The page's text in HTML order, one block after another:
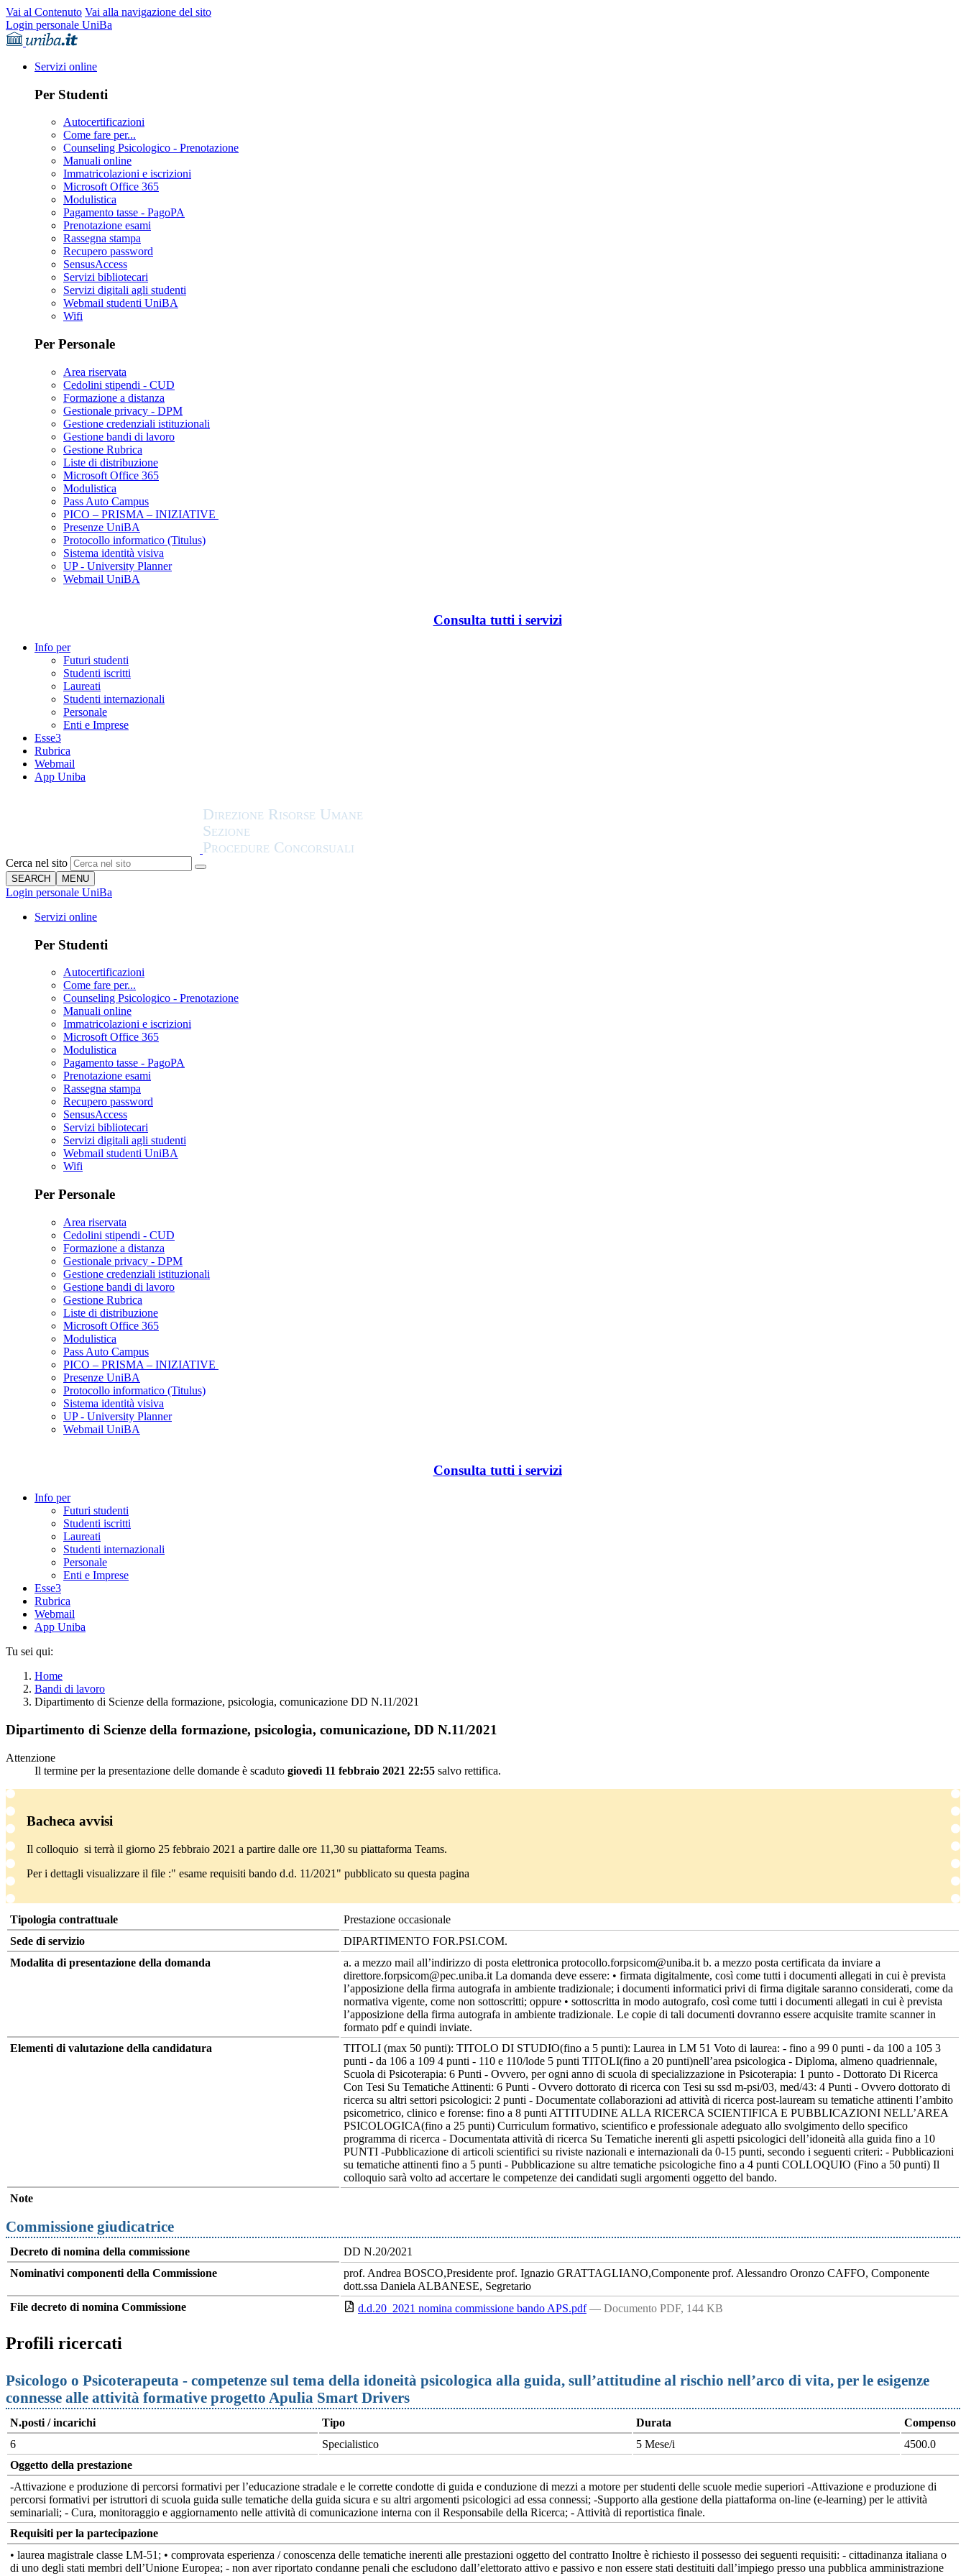
Vai al Contenuto Vai alla navigazione del sito
Login personale UniBa
Servizi online
Per Studenti
Autocertificazioni
Come fare per...
Counseling Psicologico - Prenotazione
Manuali online
Immatricolazioni e iscrizioni
Microsoft Office 365
Modulistica
Pagamento tasse - PagoPA
Prenotazione esami
Rassegna stampa
Recupero password
SensusAccess
Servizi bibliotecari
Servizi digitali agli studenti
Webmail studenti UniBA
Wifi
Per Personale
Area riservata
Cedolini stipendi - CUD
Formazione a distanza
Gestionale privacy - DPM
Gestione credenziali istituzionali
Gestione bandi di lavoro
Gestione Rubrica
Liste di distribuzione
Microsoft Office 365
Modulistica
Pass Auto Campus
PICO – PRISMA – INIZIATIVE
Presenze UniBA
Protocollo informatico (Titulus)
Sistema identità visiva
UP - University Planner
Webmail UniBA
Consulta tutti i servizi
Info per
Futuri studenti
Studenti iscritti
Laureati
Studenti internazionali
Personale
Enti e Imprese
Esse3
Rubrica
Webmail
App Uniba
Cerca nel sito
SEARCH MENU
Login personale UniBa
Servizi online
Per Studenti
Autocertificazioni
Come fare per...
Counseling Psicologico - Prenotazione
Manuali online
Immatricolazioni e iscrizioni
Microsoft Office 365
Modulistica
Pagamento tasse - PagoPA
Prenotazione esami
Rassegna stampa
Recupero password
SensusAccess
Servizi bibliotecari
Servizi digitali agli studenti
Webmail studenti UniBA
Wifi
Per Personale
Area riservata
Cedolini stipendi - CUD
Formazione a distanza
Gestionale privacy - DPM
Gestione credenziali istituzionali
Gestione bandi di lavoro
Gestione Rubrica
Liste di distribuzione
Microsoft Office 365
Modulistica
Pass Auto Campus
PICO – PRISMA – INIZIATIVE
Presenze UniBA
Protocollo informatico (Titulus)
Sistema identità visiva
UP - University Planner
Webmail UniBA
Consulta tutti i servizi
Info per
Futuri studenti
Studenti iscritti
Laureati
Studenti internazionali
Personale
Enti e Imprese
Esse3
Rubrica
Webmail
App Uniba
Tu sei qui:
Home
Bandi di lavoro
Dipartimento di Scienze della formazione, psicologia, comunicazione DD N.11/2021
Dipartimento di Scienze della formazione, psicologia, comunicazione, DD N.11/2021
Attenzione
Il termine per la presentazione delle domande è scaduto giovedì 11 febbraio 2021 22:55 salvo rettifica.
Bacheca avvisi
Il colloquio si terrà il giorno 25 febbraio 2021 a partire dalle ore 11,30 su piattaforma Teams.
Per i dettagli visualizzare il file :" esame requisiti bando d.d. 11/2021" pubblicato su questa pagina
Tipologia contrattuale
Prestazione occasionale
Sede di servizio
DIPARTIMENTO FOR.PSI.COM.
Modalita di presentazione della domanda
a. a mezzo mail all’indirizzo di posta elettronica protocollo.forpsicom@uniba.it b. a mezzo posta certificata da inviare a
direttore.forpsicom@pec.uniba.it La domanda deve essere: • firmata digitalmente, così come tutti i documenti allegati in cui è prevista
l’apposizione della firma autografa in ambiente tradizionale; i documenti informatici privi di firma digitale saranno considerati, come da
normativa vigente, come non sottoscritti; oppure • sottoscritta in modo autografo, così come tutti i documenti allegati in cui è prevista
l’apposizione della firma autografa in ambiente tradizionale. Le copie di tali documenti dovranno essere acquisite tramite scanner in
formato pdf e quindi inviate.
Elementi di valutazione della candidatura
TITOLI (max 50 punti): TITOLO DI STUDIO(fino a 5 punti): Laurea in LM 51 Voto di laurea: - fino a 99 0 punti - da 100 a 105 3
punti - da 106 a 109 4 punti - 110 e 110/lode 5 punti TITOLI(fino a 20 punti)nell’area psicologica - Diploma, almeno quadriennale,
Scuola di Psicoterapia: 6 Punti - Ovvero, per ogni anno di scuola di specializzazione in Psicoterapia: 1 punto - Dottorato Di Ricerca
Con Tesi Su Tematiche Attinenti: 6 Punti - Ovvero dottorato di ricerca con Tesi su ssd m-psi/03, med/43: 4 Punti - Ovvero dottorato di
ricerca su altri settori psicologici: 2 punti - Documentate collaborazioni ad attività di ricerca post-lauream su tematiche attinenti l’ambito
psicometrico, clinico e forense: fino a 8 punti ATTITUDINE ALLA RICERCA SCIENTIFICA E PUBBLICAZIONI NELL’AREA
PSICOLOGICA(fino a 25 punti) Curriculum formativo, scientifico e professionale adeguato allo svolgimento dello specifico
programma di ricerca - Documentata attività di ricerca Su Tematiche inerenti gli aspetti psicologici dell’idoneità alla guida fino a 10
PUNTI -Pubblicazione di articoli scientifici su riviste nazionali e internazionali da 0-15 punti, secondo i seguenti criteri: - Pubblicazioni
su tematiche attinenti fino a 5 punti - Pubblicazione su altre tematiche psicologiche fino a 4 punti COLLOQUIO (Fino a 50 punti) Il
colloquio sarà volto ad accertare le competenze dei candidati sugli argomenti oggetto del bando.
Note
Commissione giudicatrice
Decreto di nomina della commissione
DD N.20/2021
Nominativi componenti della Commissione
prof. Andrea BOSCO,Presidente prof. Ignazio GRATTAGLIANO,Componente prof. Alessandro Oronzo CAFFO, Componente
dott.ssa Daniela ALBANESE, Segretario
File decreto di nomina Commissione
d.d.20_2021 nomina commissione bando APS.pdf — Documento PDF, 144 KB
Profili ricercati
Psicologo o Psicoterapeuta - competenze sul tema della idoneità psicologica alla guida, sull’attitudine al rischio nell’arco di vita, per le esigenze
connesse alle attività formative progetto Apulia Smart Drivers
N.posti / incarichi Tipo Durata
Compenso
6
Specialistico 5 Mese/i
4500.0
Oggetto della prestazione
-Attivazione e produzione di percorsi formativi per l’educazione stradale e le corrette condotte di guida e conduzione di mezzi a motore per studenti delle scuole medie superiori -Attivazione e produzione di
percorsi formativi per istruttori di scuola guida sulle tematiche della guida sicura e su altri argomenti psicologici ad essa connessi; -Supporto alla gestione della piattaforma on-line (e-learning) per le attività
seminariali; - Cura, monitoraggio e aggiornamento nelle attività di comunicazione interna con il Responsabile della Ricerca; - Attività di reportistica finale.
Requisiti per la partecipazione
• laurea magistrale classe LM-51; • comprovata esperienza / conoscenza delle tematiche inerenti alle prestazioni oggetto del contratto Inoltre è richiesto il possesso dei seguenti requisiti: - cittadinanza italiana o
di uno degli stati membri dell’Unione Europea; - non aver riportato condanne penali che escludono dall’elettorato attivo e passivo e non essere stati destituiti dall’impiego presso una pubblica amministrazione